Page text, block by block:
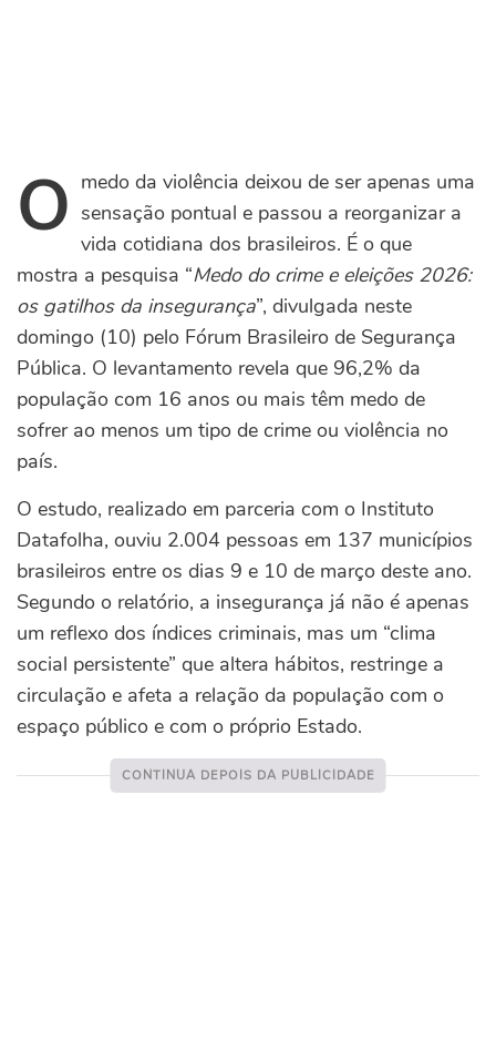
O medo da violência deixou de ser apenas uma
sensação pontual e passou a reorganizar a
vida cotidiana dos brasileiros. É o que
mostra a pesquisa “Medo do crime e eleições 2026:
os gatilhos da insegurança”, divulgada neste
domingo (10) pelo Fórum Brasileiro de Segurança
Pública. O levantamento revela que 96,2% da
população com 16 anos ou mais têm medo de
sofrer ao menos um tipo de crime ou violência no
país.
O estudo, realizado em parceria com o Instituto
Datafolha, ouviu 2.004 pessoas em 137 municípios
brasileiros entre os dias 9 e 10 de março deste ano.
Segundo o relatório, a insegurança já não é apenas
um reflexo dos índices criminais, mas um “clima
social persistente” que altera hábitos, restringe a
circulação e afeta a relação da população com o
espaço público e com o próprio Estado.